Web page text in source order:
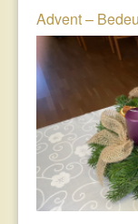
Advent –